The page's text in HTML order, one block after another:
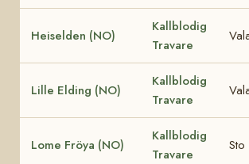
Heiselden (NO)
Kallblodig
Travare
Lille Elding (NO)
Kallblodig
Travare
Lome Fröya (NO)
Kallblodig
Travare
Sto